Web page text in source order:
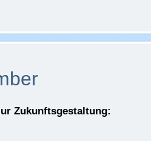
Zukunftsgestaltung: